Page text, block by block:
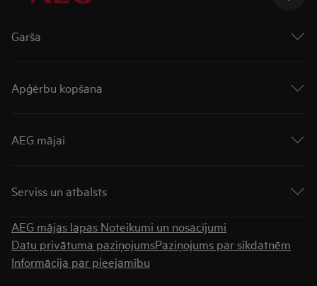
Garša
Virsmas
Plīts virsmas ar integrētu tvaika nosūcēju
Trauku mazgājamās mašīnas
Saldētavas
Apģērbu kopšana
Veļas žāvētāji
Veļas mazgātāji ar žāvētāju
„AutoDose“ atvilktne
AEG mājai
Serviss un atbalsts
Meklēt veikalu
Lejupielādēt instrukcijas
Garantija
BUJ
AEG mājas lapas Noteikumi un nosacījumi
Datu privātuma paziņojumsPaziņojums par sīkdatnēm
Informācija par pieejamību